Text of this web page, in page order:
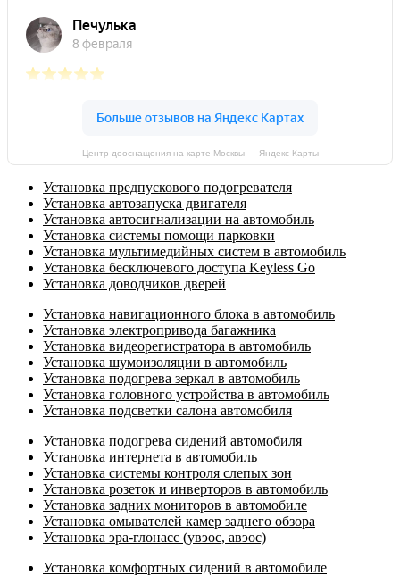
Центр дооснащения на карте Москвы — Яндекс Карты
Установка предпускового подогревателя
Установка автозапуска двигателя
Установка автосигнализации на автомобиль
Установка системы помощи парковки
Установка мультимедийных систем в автомобиль
Установка бесключевого доступа Keyless Go
Установка доводчиков дверей
Установка навигационного блока в автомобиль
Установка электропривода багажника
Установка видеорегистратора в автомобиль
Установка шумоизоляции в автомобиль
Установка подогрева зеркал в автомобиль
Установка головного устройства в автомобиль
Установка подсветки салона автомобиля
Установка подогрева сидений автомобиля
Установка интернета в автомобиль
Установка системы контроля слепых зон
Установка розеток и инверторов в автомобиль
Установка задних мониторов в автомобиле
Установка омывателей камер заднего обзора
Установка эра-глонасс (увэос, авэос)
Установка комфортных сидений в автомобиле